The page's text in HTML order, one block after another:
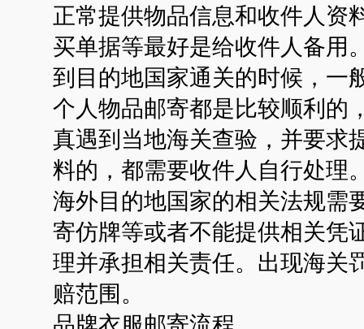
正常提供物品信息和收件人资
买单据等最好是给收件人备用
到目的地国家通关的时候，一
个人物品邮寄都是比较顺利的
真遇到当地海关查验，并要求
料的，都需要收件人自行处理
海外目的地国家的相关法规需
寄仿牌等或者不能提供相关凭
理并承担相关责任。出现海关
赔范围。